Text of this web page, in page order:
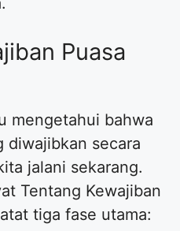
Puasa
mengetahui bahwa
diwajibkan secara
jalani sekarang.
Tentang Kewajiban
tiga fase utama: